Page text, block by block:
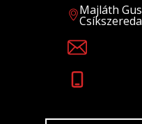
Majláth